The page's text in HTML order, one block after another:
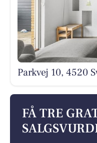
Parkvej 10, 4520
FÅ TRE